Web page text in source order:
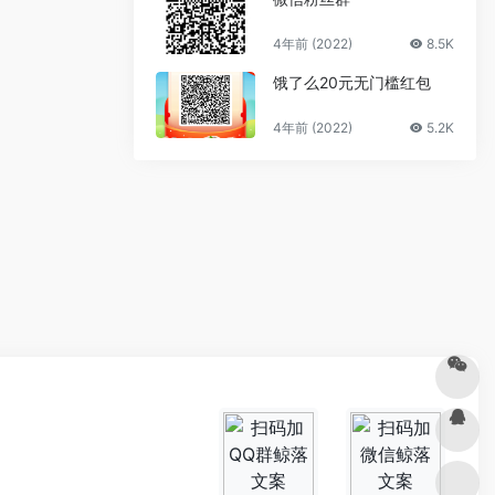
4年前 (2022) 8.5K
饿了么20元无门槛红包
4年前 (2022) 5.2K